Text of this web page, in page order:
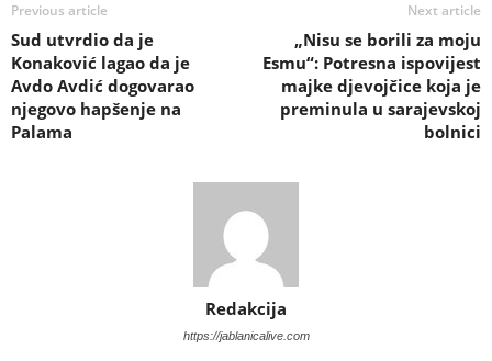
Previous article
Sud utvrdio da je
Konaković lagao da je
Avdo Avdić dogovarao
njegovo hapšenje na
Palama
Next article
„Nisu se borili za moju
Esmu“: Potresna ispovijest
majke djevojčice koja je
preminula u sarajevskoj
bolnici
Redakcija
https://jablanicalive.com